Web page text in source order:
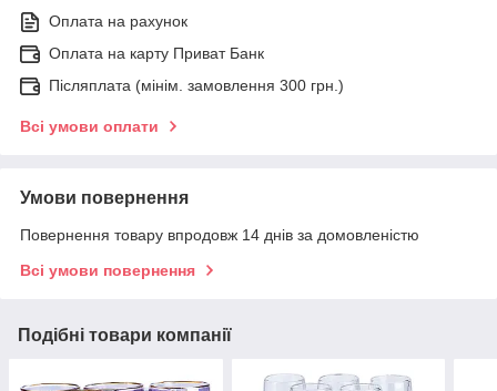
Оплата на рахунок
Оплата на карту Приват Банк
Післяплата (мінім. замовлення 300 грн.)
Всі умови оплати
Умови повернення
Повернення товару впродовж 14 днів за домовленістю
Всі умови повернення
Подібні товари компанії